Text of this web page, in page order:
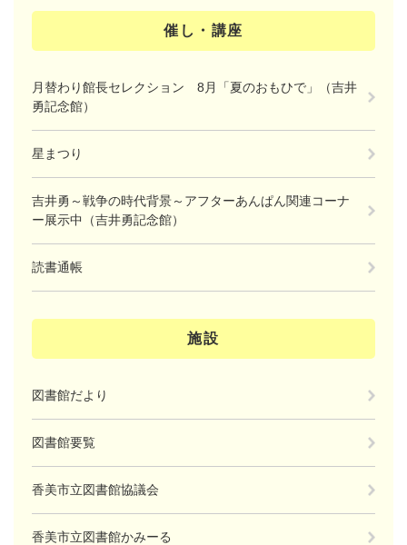
催し・講座
月替わり館長セレクション 8月「夏のおもひで」（吉井
勇記念館）
星まつり
吉井勇～戦争の時代背景～アフターあんぱん関連コーナ
ー展示中（吉井勇記念館）
読書通帳
施設
図書館だより
図書館要覧
香美市立図書館協議会
香美市立図書館かみーる